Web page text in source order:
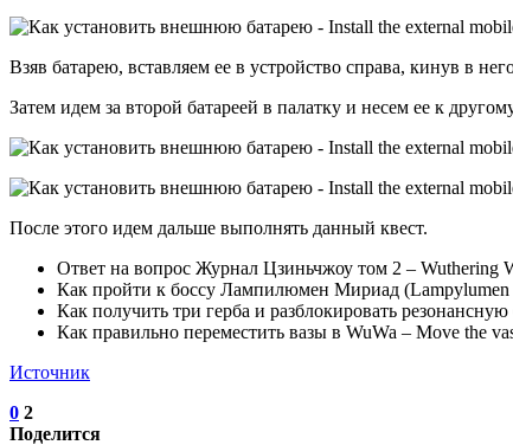
Взяв батарею, вставляем ее в устройство справа, кинув в
Затем идем за второй батареей в палатку и несем ее к
После этого идем дальше выполнять данный квест.
Ответ на вопрос Журнал Цзиньчжоу том 2 – Wuthering
Как пройти к боссу Лампилюмен Мириад (Lampylumen
Как получить три герба и разблокировать
Как правильно переместить вазы в WuWa – Move the
Источник
0 2
Поделится